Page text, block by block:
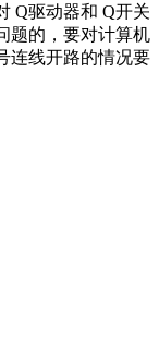
Q驱动器和 Q开关
题的，要对计算机
连线开路的情况要